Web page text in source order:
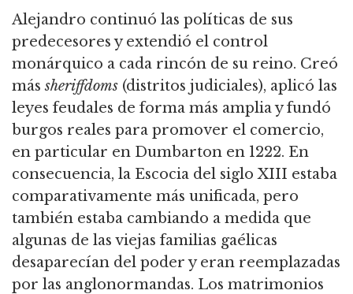
Alejandro continuó las políticas de sus
predecesores y extendió el control
monárquico a cada rincón de su reino. Creó
mássheriffdoms (distritos judiciales), aplicó las
leyes feudales de forma más amplia y fundó
burgos reales para promover el comercio,
en particular en Dumbarton en 1222. En
consecuencia, la Escocia del siglo XIII estaba
comparativamente más unificada, pero
también estaba cambiando a medida que
algunas de las viejas familias gaélicas
desaparecían del poder y eran reemplazadas
por las anglonormandas. Los matrimonios